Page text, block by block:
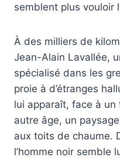
semblent plus vouloir
À des milliers de
Jean-Alain Lavallée,
spécialisé dans les
proie à d’étranges
lui apparaît, face à un
autre âge, un
aux toits de chaume.
l’homme noir semble